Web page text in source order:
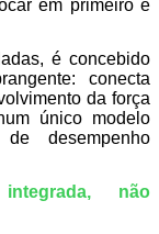
em primeiro e
é concebido
conecta
da força
único modelo
desempenho
não